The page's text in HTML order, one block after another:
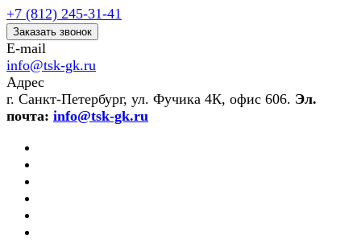
+7 (812) 245-31-41
Заказать звонок
E-mail
info@tsk-gk.ru
Адрес
г. Санкт-Петербург, ул. Фучика 4К, офис 606. Эл.
почта: info@tsk-gk.ru